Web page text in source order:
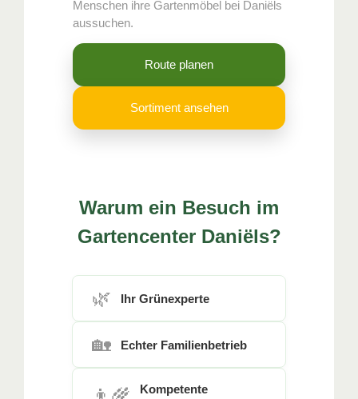
Menschen ihre Gartenmöbel bei Daniëls
aussuchen.
Route planen
Sortiment ansehen
Warum ein Besuch im
Gartencenter Daniëls?
🌿 Ihr Grünexperte
🏡 Echter Familienbetrieb
Kompetente